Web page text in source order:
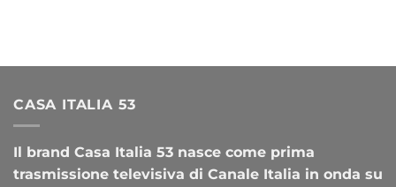
CASA ITALIA 53
Il brand Casa Italia 53 nasce come prima
trasmissione televisiva di Canale Italia in onda su